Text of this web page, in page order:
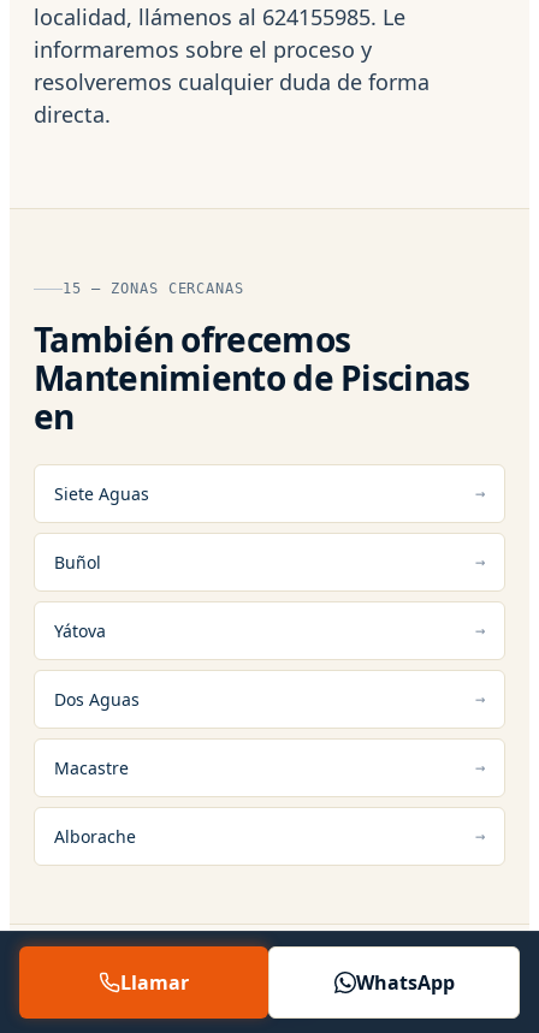
localidad, llámenos al 624155985. Le
informaremos sobre el proceso y
resolveremos cualquier duda de forma
directa.
15 — ZONAS CERCANAS
También ofrecemos
Mantenimiento de Piscinas
en
Siete Aguas
Buñol
Yátova
Dos Aguas
Macastre
Alborache
Llamar WhatsApp